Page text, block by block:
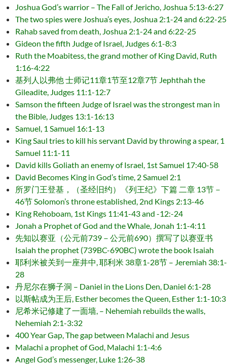
Joshua God’s warrior – The Fall of Jericho, Joshua 5:13-6:27
The two spies were Joshua’s eyes, Joshua 2:1-24 and 6:22-25
Rahab saved from death, Joshua 2:1-24 and 6:22-25
Gideon the fifth Judge of Israel, Judges 6:1-8:3
Ruth the Moabitess, the grand mother of King David, Ruth
1:16-4:22
基列人以弗他 士师记11章1节至12章7节 Jephthah the
Gileadite, Judges 11:1-12:7
Samson the fifteen Judge of Israel was the strongest man in
the Bible, Judges 13:1-16:13
Samuel, 1 Samuel 16:1-13
King Saul tries to kill his servant David by throwing a spear, 1
Samuel 11:1-11
David kills Goliath an enemy of Israel, 1st Samuel 17:40-58
David Becomes King in God’s time, 2 Samuel 2:1
所罗门王登基，（圣经旧约）《列王纪》下篇 二章 13节－
46节 Solomon’s throne established, 2nd Kings 2:13-46
King Rehoboam, 1st Kings 11:41-43 and -12:-24
Jonah a Prophet of God and the Whale, Jonah 1:1-4:11
先知以赛亚（公元前739－公元前690）撰写了以赛亚书
Isaiah the prophet (739BC-690BC) wrote the book Isaiah
耶利米被关到一座井中, 耶利米 38章1-28节 – Jeremiah 38:1-
28
丹尼尔在狮子洞 – Daniel in the Lions Den, Daniel 6:1-28
以斯帖成为王后, Esther becomes the Queen, Esther 1:1-10:3
尼希米记修建了一面墙, – Nehemiah rebuilds the walls,
Nehemiah 2:1-3:32
400 Year Gap, The gap between Malachi and Jesus
Malachi a prophet of God, Malachi 1:1-4:6
Angel God’s messenger, Luke 1:26-38